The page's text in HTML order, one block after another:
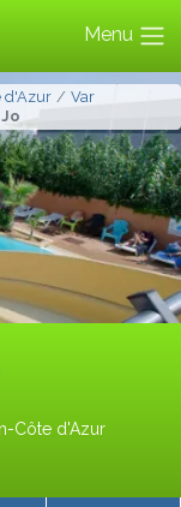
Menu
d'Azur
Var
Côte d'Azur